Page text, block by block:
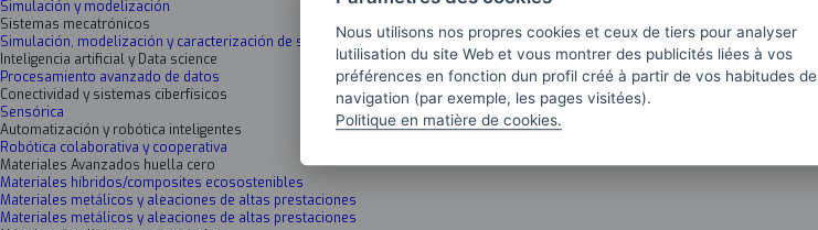
Simulación y modelización
Sistemas mecatrónicos
Simulación, modelización y caracterización de sistemas mecatrónicos
Inteligencia artificial y Data science
Procesamiento avanzado de datos
Conectividad y sistemas ciberfísicos
Sensórica
Automatización y robótica inteligentes
Robótica colaborativa y cooperativa
Materiales Avanzados huella cero
Materiales híbridos/composites ecosostenibles
Materiales metálicos y aleaciones de altas prestaciones
Materiales metálicos y aleaciones de altas prestaciones
Nous utilisons nos propres cookies et ceux de tiers pour analyser
lutilisation du site Web et vous montrer des publicités liées à vos
préférences en fonction dun profil créé à partir de vos habitudes de
navigation (par exemple, les pages visitées).
Politique en matière de cookies.